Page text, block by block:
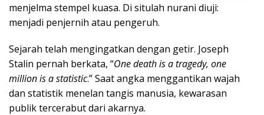
menjelma stempel kuasa. Di situlah nurani diuji:
menjadi penjernih atau pengeruh.
Sejarah telah mengingatkan dengan getir. Joseph
Stalin pernah berkata, “One death is a tragedy, one
million is a statistic.” Saat angka menggantikan wajah
dan statistik menelan tangis manusia, kewarasan
publik tercerabut dari akarnya.